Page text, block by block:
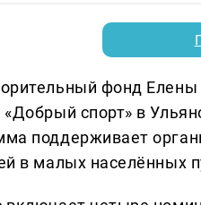
фонд
«Добрый спорт» в
поддерживает
в малых населённых